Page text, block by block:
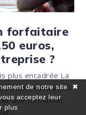
forfaitaire
euros,
?
plus encadrée La
les actifs
une formation.
✖
de notre site
acceptez leur
plus